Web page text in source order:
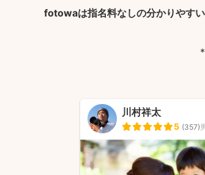
fotowaは指名料なしの分かりやすい
川村祥太
5 (357)